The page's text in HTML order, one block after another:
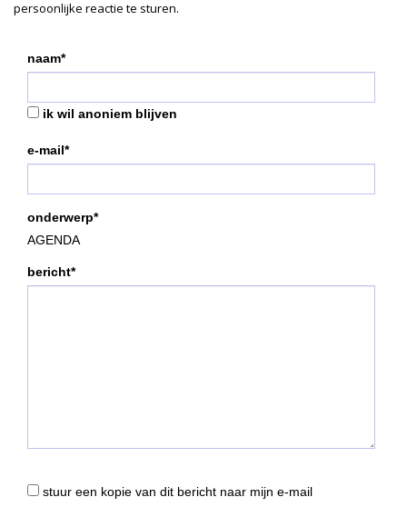
persoonlijke reactie te sturen.
naam*
ik wil anoniem blijven
e-mail*
onderwerp*
AGENDA
bericht*
stuur een kopie van dit bericht naar mijn e-mail